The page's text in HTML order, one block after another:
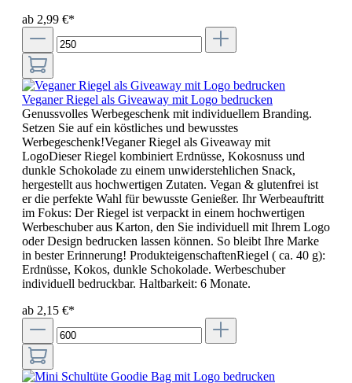
ab 2,99 €*
Veganer Riegel als Giveaway mit Logo bedrucken
Genussvolles Werbegeschenk mit individuellem Branding.
Setzen Sie auf ein köstliches und bewusstes
Werbegeschenk!Veganer Riegel als Giveaway mit
LogoDieser Riegel kombiniert Erdnüsse, Kokosnuss und
dunkle Schokolade zu einem unwiderstehlichen Snack,
hergestellt aus hochwertigen Zutaten. Vegan & glutenfrei ist
er die perfekte Wahl für bewusste Genießer. Ihr Werbeauftritt
im Fokus: Der Riegel ist verpackt in einem hochwertigen
Werbeschuber aus Karton, den Sie individuell mit Ihrem Logo
oder Design bedrucken lassen können. So bleibt Ihre Marke
in bester Erinnerung! ProdukteigenschaftenRiegel ( ca. 40 g):
Erdnüsse, Kokos, dunkle Schokolade. Werbeschuber
individuell bedruckbar. Haltbarkeit: 6 Monate.
ab 2,15 €*